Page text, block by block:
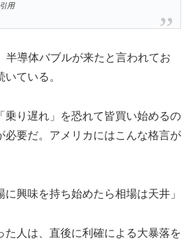
用
半導体バブルが来たと言われてお
ている。
乗り遅れ」を恐れて皆買い始めるの
必要だ。アメリカにはこんな格言が
に興味を持ち始めたら相場は天井」
た人は、直後に利確による大暴落を